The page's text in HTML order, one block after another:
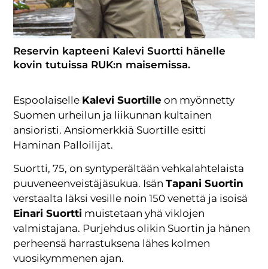
Reservin kapteeni Kalevi Suortti hänelle
kovin tutuissa RUK:n maisemissa.
Espoolaiselle Kalevi Suortille on myönnetty
Suomen urheilun ja liikunnan kultainen
ansioristi. Ansiomerkkiä Suortille esitti
Haminan Palloilijat.
Suortti, 75, on syntyperältään vehkalahtelaista
puuveneenveistäjäsukua. IsänTapani Suortin
verstaalta läksi vesille noin 150 venettä ja isoisä
Einari Suortti muistetaan yhä viklojen
valmistajana. Purjehdus olikin Suortin ja hänen
perheensä harrastuksena lähes kolmen
vuosikymmenen ajan.